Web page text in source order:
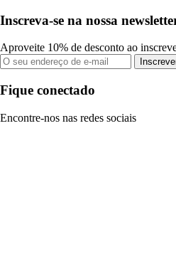
Inscreva-se na nossa
Aproveite 10% de desconto ao
Fique conectado
Encontre-nos nas redes sociais